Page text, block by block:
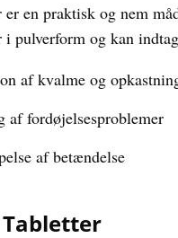
en praktisk og nem
pulverform og kan
af kvalme og
af fordøjelsesproblemer
af betændelse